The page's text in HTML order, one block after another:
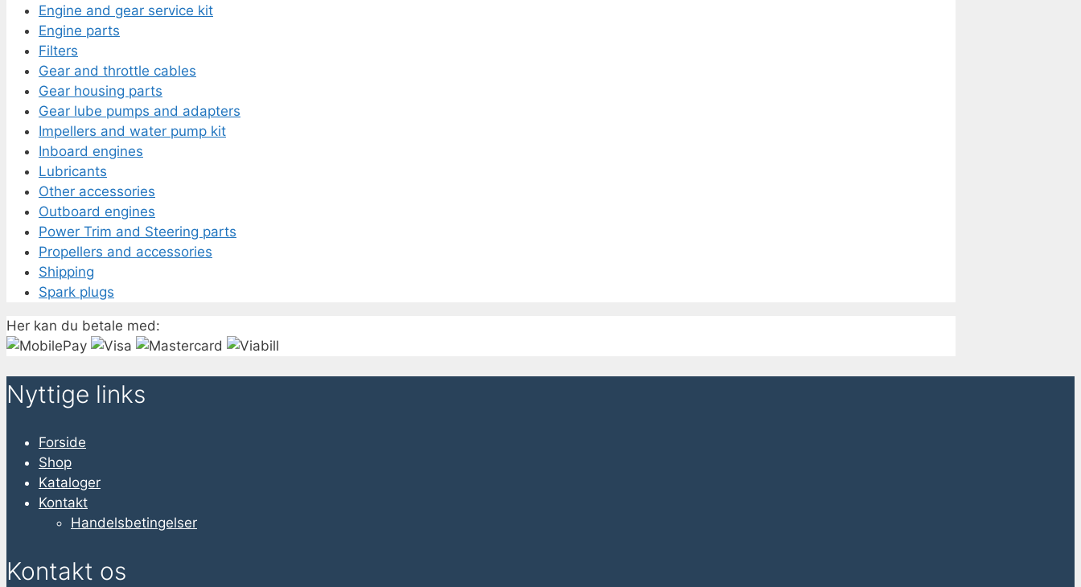
Engine and gear service kit
Engine parts
Filters
Gear and throttle cables
Gear housing parts
Gear lube pumps and adapters
Impellers and water pump kit
Inboard engines
Lubricants
Other accessories
Outboard engines
Power Trim and Steering parts
Propellers and accessories
Shipping
Spark plugs
Her kan du betale med:
Nyttige links
Forside
Shop
Kataloger
Kontakt
Handelsbetingelser
Kontakt os